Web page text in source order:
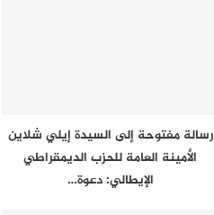
رسالة مفتوحة إلى السيدة إيلي شلاين
الأمينة العامة للحزب الديمقراطي
الإيطالي: دعوة…